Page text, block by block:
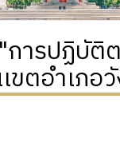
ารปฏิบัติ
ขตอำเภ